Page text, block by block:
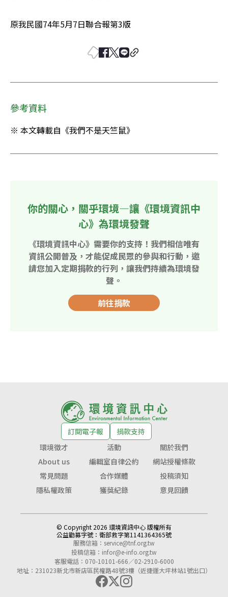
原我民國74年5月7日聯合報第3版
參考資料
※ 本文轉載自《我們不是天竺鼠》
你的關心，關乎環境—讓《環境資訊中
心》為環境發聲
《環境資訊中心》需要你的支持！我們相信唯有
資訊公開普及，才能促成民眾的參與和行動，邀
請您加入定期捐款的行列，讓我們持續為環境發
聲。
前往捐款
訂閱電子報
捐款支持
環境徵才
活動
關於我們
About us
編輯室自律公約
網站授權條款
常見問題
合作媒體
投稿須知
隱私權政策
獲獎紀錄 意見回饋
© Copyright 2026 環境資訊中心 版權所有
公益勸募字號： 衛部救字第1141364365號
服務信箱： service@tnf.org.tw
投稿信箱： infor@e-info.org.tw
客服電話：070-10101-666／02-2910-6000
地址：231023新北市新店區民權路48號3樓（近捷運大坪林站1號出口）